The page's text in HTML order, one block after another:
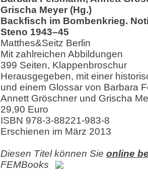
Grischa Meyer (Hg.)
Backfisch im Bombenkrieg.
Steno 1943–45
Matthes&Seitz Berlin
Mit zahlreichen Abbildungen
399 Seiten, Klappenbroschur
Herausgegeben, mit einer
und einem Glossar von Barbara
Annett Gröschner und Grischa
29,90 Euro
ISBN 978-3-88221-983-8
Erschienen im März 2013
Diesen Titel können Sie online
FEMBooks